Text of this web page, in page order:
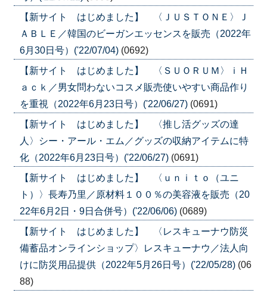
【新サイト はじめました】 〈ＪＵＳＴＯＮＥ〉Ｊ
ＡＢＬＥ／韓国のビーガンエッセンスを販売（2022年
6月30日号）('22/07/04) (0692)
【新サイト はじめました】 〈ＳＵＯＲＵＭ〉ｉＨ
ａｃｋ／男女問わないコスメ販売使いやすい商品作り
を重視（2022年6月23日号）('22/06/27) (0691)
【新サイト はじめました】 〈推し活グッズの達
人〉シー・アール・エム／グッズの収納アイテムに特
化（2022年6月23日号）('22/06/27) (0691)
【新サイト はじめました】 〈ｕｎｉｔｏ（ユニ
ト）〉長寿乃里／原材料１００％の美容液を販売（20
22年6月2日・9日合併号）('22/06/06) (0689)
【新サイト はじめました】 〈レスキューナウ防災
備蓄品オンラインショップ〉レスキューナウ／法人向
けに防災用品提供（2022年5月26日号）('22/05/28) (06
88)